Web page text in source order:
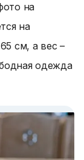
на
на
см, а вес –
одежда